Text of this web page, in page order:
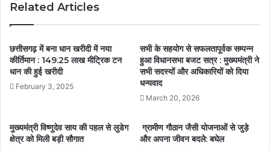
Related Articles
छत्तीसगढ़ में बना धान खरीदी में नया
कीर्तिमान : 149.25 लाख मीट्रिक टन
धान की हुई खरीदी
February 3, 2025
सभी के सहयोग से सफलतापूर्वक सम्पन्न
हुआ विधानसभा बजट सत्र : मुख्यमंत्री ने
सभी सदस्यों और अधिकारियों को दिया
धन्यवाद
March 20, 2026
मुख्यमंत्री विष्णुदेव साय की पहल से लुडेग
क्षेत्र को मिली बड़ी सौगात
ग्रामीण गौठान जैसी योजनाओं से जुड़े
और अपना जीवन बदले: बघेल